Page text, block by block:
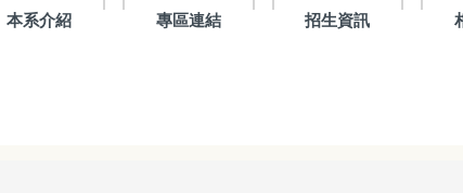
本系介紹 專區連結 招生資訊